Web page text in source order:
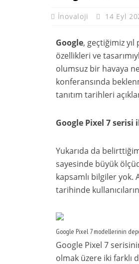
İnovaloji 14 Eyl
Google, geçtiğimiz
özellikleri ve
olumsuz bir havaya
konferansında
tanıtım tarihleri
Google Pixel 7 serisi
Yukarıda da
sayesinde büyük
kapsamlı bilgiler yok.
tarihinde
Google Pixel 7 modellerinin
Google Pixel 7
olmak üzere iki farklı